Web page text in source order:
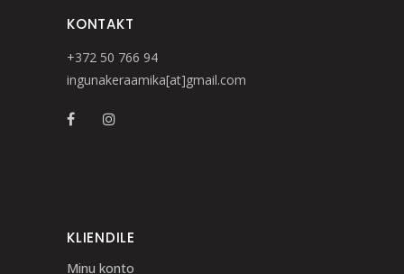
KONTAKT
+372 50 766 94
ingunakeraamika[at]gmail.com
KLIENDILE
Minu konto